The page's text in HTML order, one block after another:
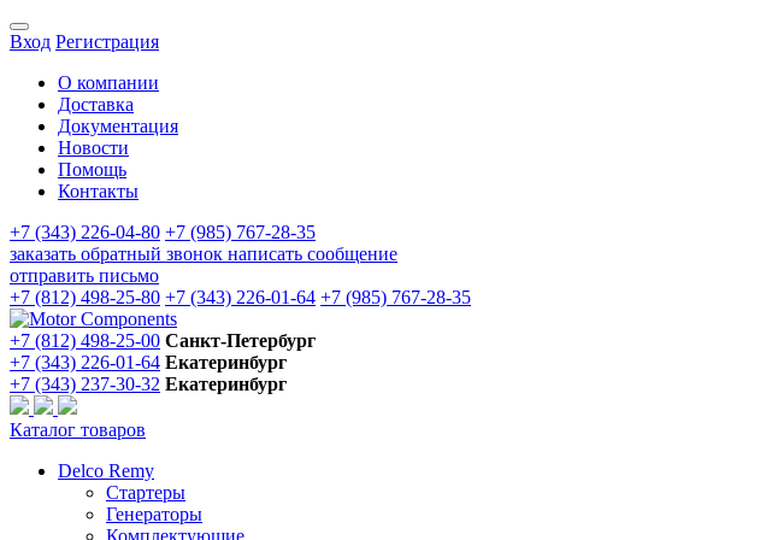
Вход Регистрация
О компании
Доставка
Документация
Новости
Помощь
Контакты
+7 (343) 226-04-80 +7 (985) 767-28-35
заказать обратный звонок написать сообщение
отправить письмо
+7 (812) 498-25-80 +7 (343) 226-01-64 +7 (985) 767-28-35
+7 (812) 498-25-00 Санкт-Петербург
+7 (343) 226-01-64 Екатеринбург
+7 (343) 237-30-32 Екатеринбург
Каталог товаров
Delco Remy
Стартеры
Генераторы
Комплектующие